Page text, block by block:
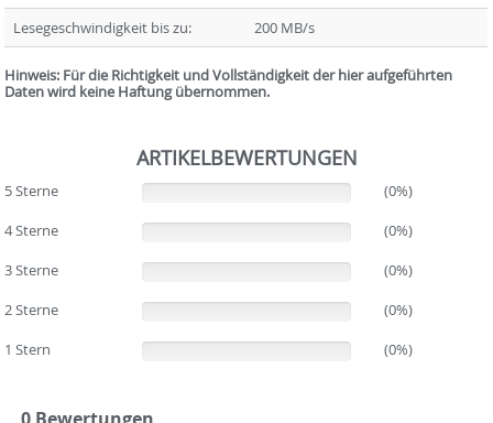
Lesegeschwindigkeit bis zu:
200 MB/s
Hinweis: Für die Richtigkeit und Vollständigkeit der hier aufgeführten
Daten wird keine Haftung übernommen.
ARTIKELBEWERTUNGEN
5 Sterne
(0%)
4 Sterne
(0%)
3 Sterne
(0%)
2 Sterne
(0%)
1 Stern
(0%)